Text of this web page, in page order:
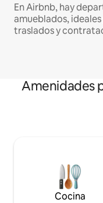
En Airbnb, hay
amueblados,
traslados y
Amenidades
Cocina